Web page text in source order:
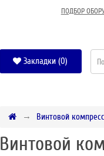
ПОДБОР
Закладки (0)
Винтовой
Винтовой